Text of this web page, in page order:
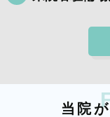
当 院が